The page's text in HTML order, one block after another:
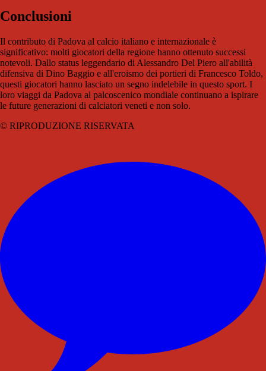
Conclusioni
Il contributo di Padova al calcio italiano e internazionale è
significativo: molti giocatori della regione hanno ottenuto successi
notevoli. Dallo status leggendario di Alessandro Del Piero all'abilità
difensiva di Dino Baggio e all'eroismo dei portieri di Francesco Toldo,
questi giocatori hanno lasciato un segno indelebile in questo sport. I
loro viaggi da Padova al palcoscenico mondiale continuano a ispirare
le future generazioni di calciatori veneti e non solo.
© RIPRODUZIONE RISERVATA